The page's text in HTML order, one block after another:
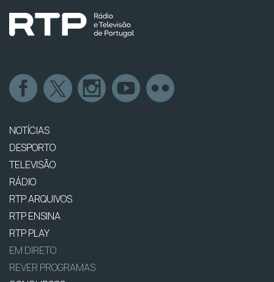
NOTÍCIAS
DESPORTO
TELEVISÃO
RÁDIO
RTP ARQUIVOS
RTP ENSINA
RTP PLAY
EM DIRETO
REVER PROGRAMAS